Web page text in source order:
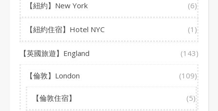
【紐約】New York (6)
【紐約住宿】Hotel NYC (1)
【英國旅遊】England (143)
【倫敦】London (109)
【倫敦住宿】 (5)